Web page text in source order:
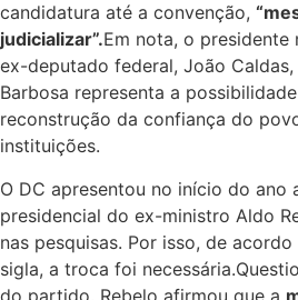
candidatura até a convenção,
judicializar”.Em nota, o
ex-deputado federal, João
Barbosa representa a
reconstrução da confiança do
instituições.
O DC apresentou no início do ano
presidencial do ex-ministro Aldo
nas pesquisas. Por isso, de
sigla, a troca foi
do partido, Rebelo afirmou que a